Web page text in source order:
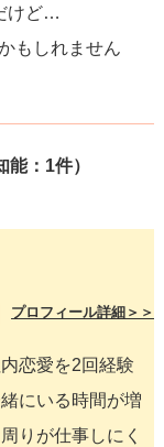
けど…
もしれません
：1件）
プロフィール詳細＞＞
恋愛を2回経験
にいる時間が増
りが仕事しにく